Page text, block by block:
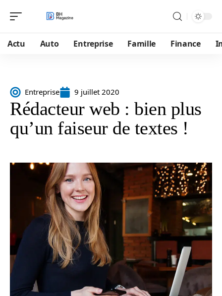
Actu Auto Entreprise Famille Finance
Entreprise 9 juillet 2020
Rédacteur web : bien plus
qu’un faiseur de textes !